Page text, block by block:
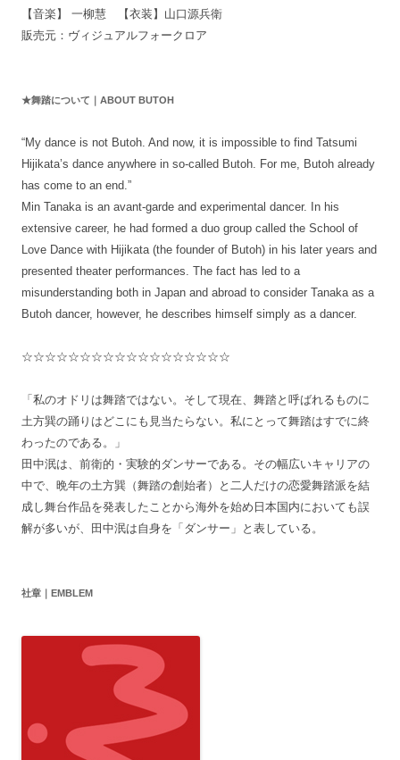
【音楽】 一柳慧 【衣装】山口源兵衛
販売元：ヴィジュアルフォークロア
★舞踏について｜ABOUT BUTOH
“My dance is not Butoh. And now, it is impossible to find Tatsumi
Hijikata’s dance anywhere in so-called Butoh. For me, Butoh already
has come to an end.”
Min Tanaka is an avant-garde and experimental dancer. In his
extensive career, he had formed a duo group called the School of
Love Dance with Hijikata (the founder of Butoh) in his later years and
presented theater performances. The fact has led to a
misunderstanding both in Japan and abroad to consider Tanaka as a
Butoh dancer, however, he describes himself simply as a dancer.
☆☆☆☆☆☆☆☆☆☆☆☆☆☆☆☆☆☆
「私のオドリは舞踏ではない。そして現在、舞踏と呼ばれるものに
土方巽の踊りはどこにも見当たらない。私にとって舞踏はすでに終
わったのである。」
田中泯は、前衛的・実験的ダンサーである。その幅広いキャリアの
中で、晩年の土方巽（舞踏の創始者）と二人だけの恋愛舞踏派を結
成し舞台作品を発表したことから海外を始め日本国内においても誤
解が多いが、田中泯は自身を「ダンサー」と表している。
社章｜EMBLEM